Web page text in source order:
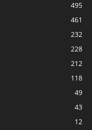
495
461
232
228
212
118
49
43
12